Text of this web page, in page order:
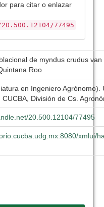
para citar o enlazar
77495
de myndus crudus
Roo
en Ingeniero Agrónomo).
División de Cs.
20.500.12104/77495
xmlui/